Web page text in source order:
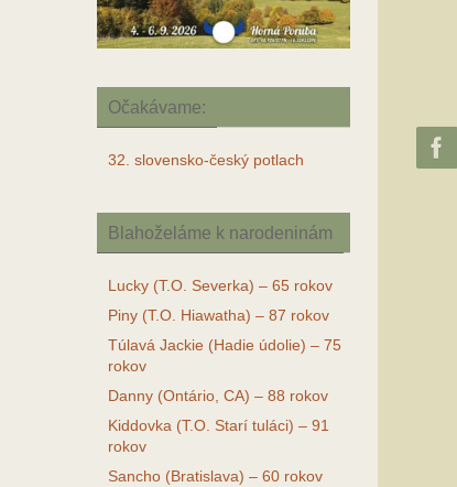
Očakávame:
32. slovensko-český potlach
Blahoželáme k narodeninám
Lucky (T.O. Severka) – 65 rokov
Piny (T.O. Hiawatha) – 87 rokov
Túlavá Jackie (Hadie údolie) – 75
rokov
Danny (Ontário, CA) – 88 rokov
Kiddovka (T.O. Starí tuláci) – 91
rokov
Sancho (Bratislava) – 60 rokov